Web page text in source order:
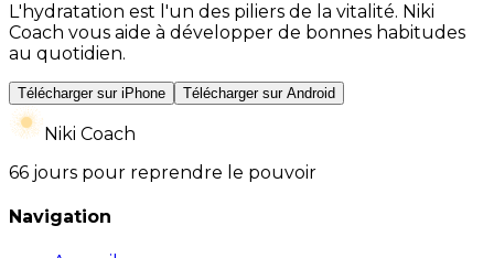
L'hydratation est l'un des piliers de la vitalité. Niki
Coach vous aide à développer de bonnes habitudes
au quotidien.
Télécharger sur iPhone Télécharger sur Android
Niki Coach
66 jours pour reprendre le pouvoir
Navigation